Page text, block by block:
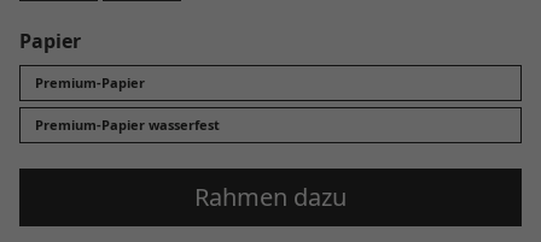
Papier
Premium-Papier
Premium-Papier wasserfest
Rahmen dazu